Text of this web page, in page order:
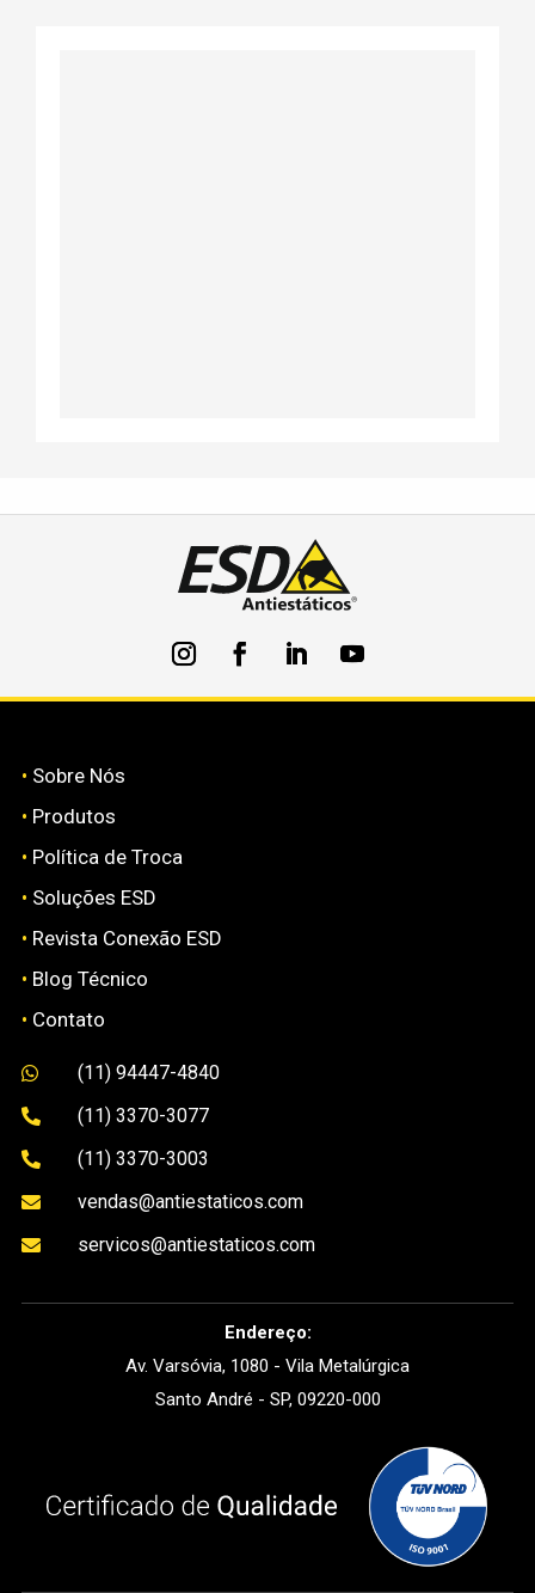
• Sobre Nós
• Produtos
• Política de Troca
• Soluções ESD
• Revista Conexão ESD
• Blog Técnico
• Contato
 (11) 94447-4840
 (11) 3370-3077
 (11) 3370-3003
 vendas@antiestaticos.com
 servicos@antiestaticos.com
Endereço:
Av. Varsóvia, 1080 - Vila Metalúrgica
Santo André - SP, 09220-000